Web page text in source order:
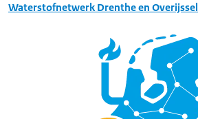
Waterstofnetwerk Drenthe en Overijssel